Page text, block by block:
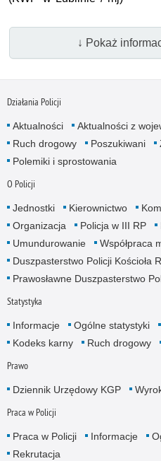
↓ Pokaż
Działania Policji
Aktualności Aktualności z
Ruch drogowy
Poszukiwani
Polemiki i sprostowania
O Policji
Jednostki Kierownictwo
Organizacja
Policja w III RP
Umundurowanie
Współpraca
Duszpasterstwo Policji Kościoła
Prawosławne Duszpasterstwo
Statystyka
Informacje Ogólne statystyki
Kodeks karny
Ruch drogowy
Prawo
Dziennik Urzędowy KGP
Praca w Policji
Praca w Policji Informacje
Rekrutacja